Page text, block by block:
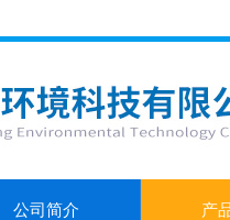
公司简介 产